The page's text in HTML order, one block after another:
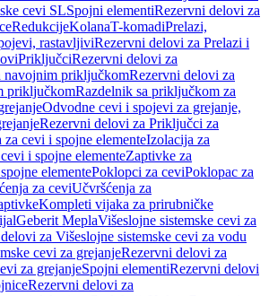
cevi SLSpojni elementiRezervni delovi za
RedukcijeKolanaT-komadiPrelazi,
rastavljiviRezervni delovi za Prelazi i
PriključciRezervni delovi za
navojnim priključkomRezervni delovi za
priključkomRazdelnik sa priključkom za
Odvodne cevi i spojevi za grejanje,
Rezervni delovi za Priključci za
za cevi i spojne elementeIzolacija za
i spojne elementeZaptivke za
elementePoklopci za ceviPoklopac za
za ceviUčvršćenja za
Kompleti vijaka za prirubničke
Geberit MeplaVišeslojne sistemske cevi za
za Višeslojne sistemske cevi za vodu
cevi za grejanjeRezervni delovi za
za grejanjeSpojni elementiRezervni delovi
Rezervni delovi za